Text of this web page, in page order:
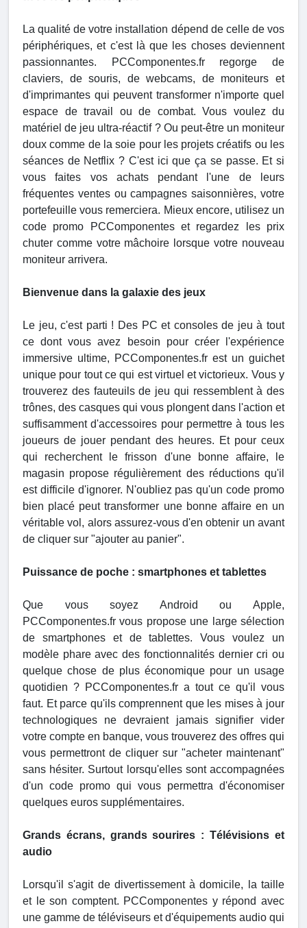
La qualité de votre installation dépend de celle de vos
périphériques, et c'est là que les choses deviennent
passionnantes. PCComponentes.fr regorge de
claviers, de souris, de webcams, de moniteurs et
d'imprimantes qui peuvent transformer n'importe quel
espace de travail ou de combat. Vous voulez du
matériel de jeu ultra-réactif ? Ou peut-être un moniteur
doux comme de la soie pour les projets créatifs ou les
séances de Netflix ? C'est ici que ça se passe. Et si
vous faites vos achats pendant l'une de leurs
fréquentes ventes ou campagnes saisonnières, votre
portefeuille vous remerciera. Mieux encore, utilisez un
code promo PCComponentes et regardez les prix
chuter comme votre mâchoire lorsque votre nouveau
moniteur arrivera.
Bienvenue dans la galaxie des jeux
Le jeu, c'est parti ! Des PC et consoles de jeu à tout
ce dont vous avez besoin pour créer l'expérience
immersive ultime, PCComponentes.fr est un guichet
unique pour tout ce qui est virtuel et victorieux. Vous y
trouverez des fauteuils de jeu qui ressemblent à des
trônes, des casques qui vous plongent dans l'action et
suffisamment d'accessoires pour permettre à tous les
joueurs de jouer pendant des heures. Et pour ceux
qui recherchent le frisson d'une bonne affaire, le
magasin propose régulièrement des réductions qu'il
est difficile d'ignorer. N'oubliez pas qu'un code promo
bien placé peut transformer une bonne affaire en un
véritable vol, alors assurez-vous d'en obtenir un avant
de cliquer sur "ajouter au panier".
Puissance de poche : smartphones et tablettes
Que vous soyez Android ou Apple,
PCComponentes.fr vous propose une large sélection
de smartphones et de tablettes. Vous voulez un
modèle phare avec des fonctionnalités dernier cri ou
quelque chose de plus économique pour un usage
quotidien ? PCComponentes.fr a tout ce qu'il vous
faut. Et parce qu'ils comprennent que les mises à jour
technologiques ne devraient jamais signifier vider
votre compte en banque, vous trouverez des offres qui
vous permettront de cliquer sur "acheter maintenant"
sans hésiter. Surtout lorsqu'elles sont accompagnées
d'un code promo qui vous permettra d'économiser
quelques euros supplémentaires.
Grands écrans, grands sourires : Télévisions et
audio
Lorsqu'il s'agit de divertissement à domicile, la taille
et le son comptent. PCComponentes y répond avec
une gamme de téléviseurs et d'équipements audio qui